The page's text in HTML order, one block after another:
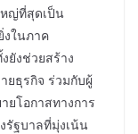
หญ่ที่สุดเป็น
ในภาค
ยังช่วยสร้าง
ยธุรกิจ ร่วมกับผู้
ยโอกาสทางการ
รัฐบาลที่มุ่งเน้น